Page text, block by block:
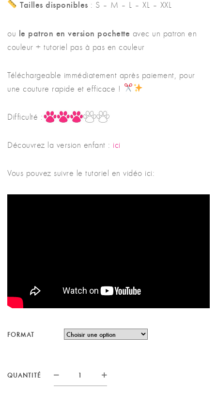
Tailles disponibles : S – M – L – XL – XXL
ou le patron en version pochette avec un patron en
couleur + tutoriel pas à pas en couleur
Téléchargeable immédiatement après paiement, pour
une couture rapide et efficace !
Difficulté :
Découvrez la version enfant : ici
Vous pouvez suivre le tutoriel en vidéo ici:
FORMAT
QUANTITÉ QUANTITÉ